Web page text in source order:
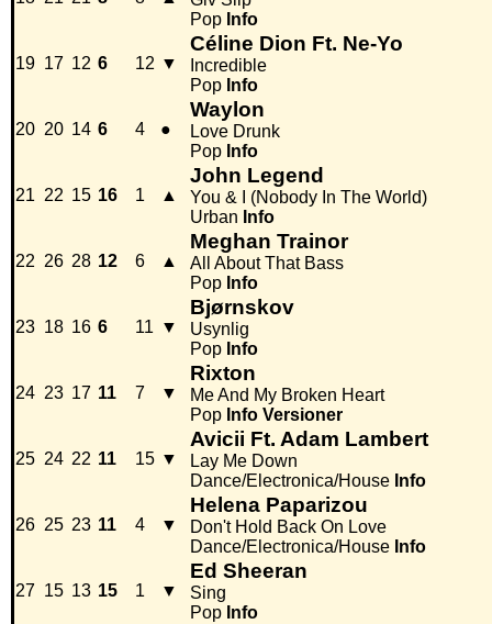
Pop Info
19 17 12 6 12 ▼
Céline Dion Ft. Ne-Yo
Incredible
Pop Info
20 20 14 6 4 ●
Waylon
Love Drunk
Pop Info
21 22 15 16 1 ▲
John Legend
You & I (Nobody In The World)
Urban Info
22 26 28 12 6 ▲
Meghan Trainor
All About That Bass
Pop Info
23 18 16 6 11 ▼
Bjørnskov
Usynlig
Pop Info
24 23 17 11 7 ▼
Rixton
Me And My Broken Heart
Pop Info Versioner
25 24 22 11 15 ▼
Avicii Ft. Adam Lambert
Lay Me Down
Dance/Electronica/House Info
26 25 23 11 4 ▼
Helena Paparizou
Don't Hold Back On Love
Dance/Electronica/House Info
27 15 13 15 1 ▼
Ed Sheeran
Sing
Pop Info